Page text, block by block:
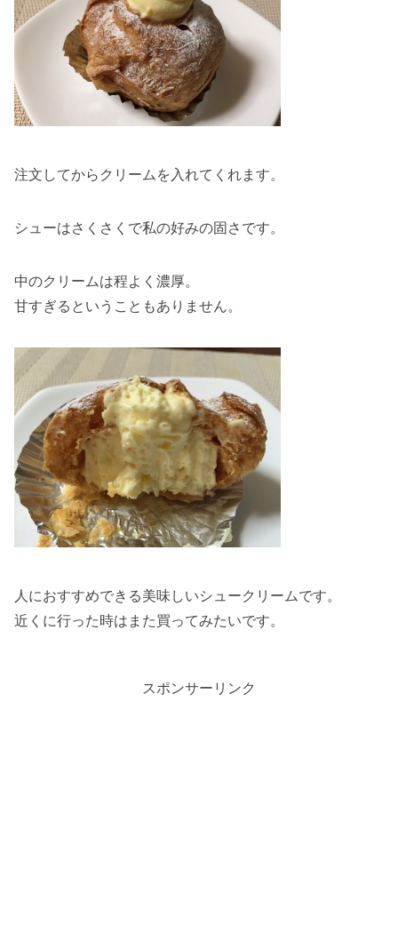
注文してからクリームを入れてくれます。
シューはさくさくで私の好みの固さです。
中のクリームは程よく濃厚。
甘すぎるということもありません。
人におすすめできる美味しいシュークリームです。
近くに行った時はまた買ってみたいです。
スポンサーリンク